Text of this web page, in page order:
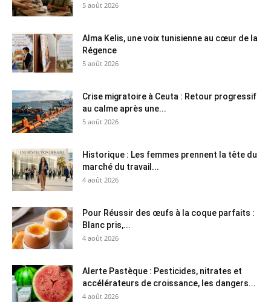
5 août 2026
Alma Kelis, une voix tunisienne au cœur de la
Régence
5 août 2026
Crise migratoire à Ceuta : Retour progressif
au calme après une...
5 août 2026
Historique : Les femmes prennent la tête du
marché du travail...
4 août 2026
Pour Réussir des œufs à la coque parfaits :
Blanc pris,...
4 août 2026
Alerte Pastèque : Pesticides, nitrates et
accélérateurs de croissance, les dangers...
4 août 2026